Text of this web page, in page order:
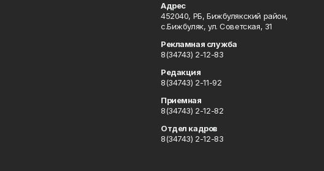
Адрес
452040, РБ, Бижбулякский район,
с.Бижбуляк, ул. Советская, 31
Рекламная служба
8(34743) 2-12-83
Редакция
8(34743) 2-11-92
Приемная
8(34743) 2-12-82
Отдел кадров
8(34743) 2-12-83